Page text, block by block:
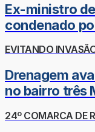
Ex-ministro
condenado
EVITANDO
Drenagem
no bairro três
24º COMARCA DE